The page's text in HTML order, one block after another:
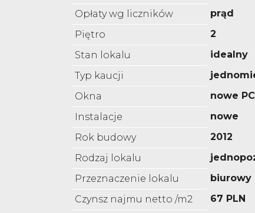
Opłaty wg liczników
prąd
Piętro
2
Stan lokalu
idealny
Typ kaucji
Okna
nowe
Instalacje
nowe
Rok budowy
2012
Rodzaj lokalu
Przeznaczenie lokalu
biurowy
Czynsz najmu netto /m2
67 PLN